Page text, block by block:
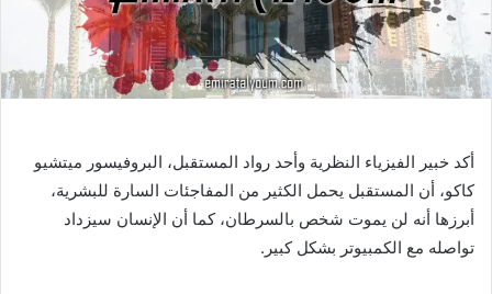
أكد خبير الفيزياء النظرية وأحد رواد المستقبل، البروفيسور ميتشيو
كاكو، أن المستقبل يحمل الكثير من المفاجئات السارة للبشرية،
أبرزها أنه لن يموت شخص بالسرطان، كما أن الإنسان سيزداد
تواصله مع الكمبيوتر بشكل كبير.